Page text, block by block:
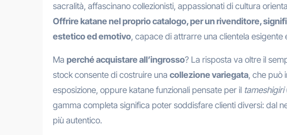
sacralità, affascinano collezionisti, appassionati di cultura
Offrire katane nel proprio catalogo, per un rivenditore,
estetico ed emotivo, capace di attrarre una clientela esigente
Ma perché acquistare all’ingrosso? La risposta va oltre il
stock consente di costruire una collezione variegata, che può
esposizione, oppure katane funzionali pensate per il tameshigiri
gamma completa significa poter soddisfare clienti diversi: dal
più autentico.